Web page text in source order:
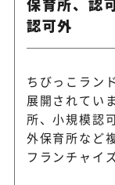
認可外
ちびっこラン
展開されてい
所、小規模認
外保育所など
フランチャイ